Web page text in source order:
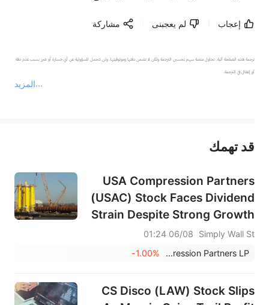
إعجاب لم يعجبنى مشاركة
المزيد
ترجمة هذه الصفحة آلية. تحاول منصة سهم تحسين الترجمة ولكن لا تضمن دقتها وموثوقيتها، ولن تتحمل المسؤولية عن أي خسارة أو ضرر بسبب عدم دقة
أو إغفال في الترجمة.
عند الضرورة، يرجى استشارة مستشار استثمار محترف. لا تقدم منصة سهم أي مشورة استثمارية، ولا تقدم أي التزامات أو ضمانات.
قد تهمك
USA Compression Partners
(USAC) Stock Faces Dividend
Strain Despite Strong Growth
Simply Wall St
06/08 01:24
USA Compression Partners LP
-1.00%
CS Disco (LAW) Stock Slips